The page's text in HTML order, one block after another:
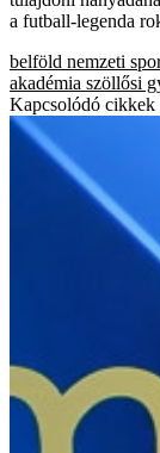
a futball-legenda
belföld nemzeti
akadémia szöllősi
Kapcsolódó cikkek